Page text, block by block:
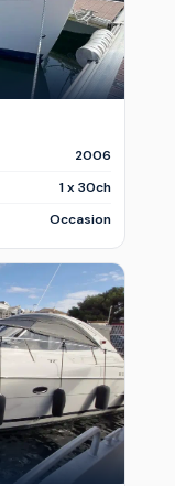
2006
1 x 30ch
Occasion